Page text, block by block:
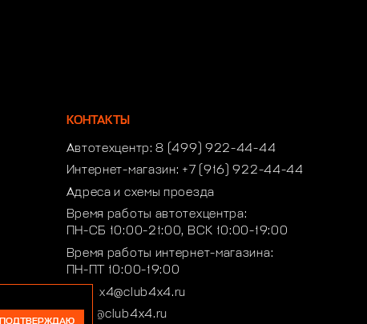
КОНТАКТЫ
Автотехцентр:8 (499) 922-44-44
Интернет-магазин: +7 (916) 922-44-44
Адреса и схемы проезда
Время работы автотехцентра:
ПН-СБ 10:00-21:00, ВСК 10:00-19:00
Время работы интернет-магазина:
ПН-ПТ 10:00-19:00
club4x4@club4x4.ru
shop@club4x4.ru
ПОДТВЕРЖДАЮ